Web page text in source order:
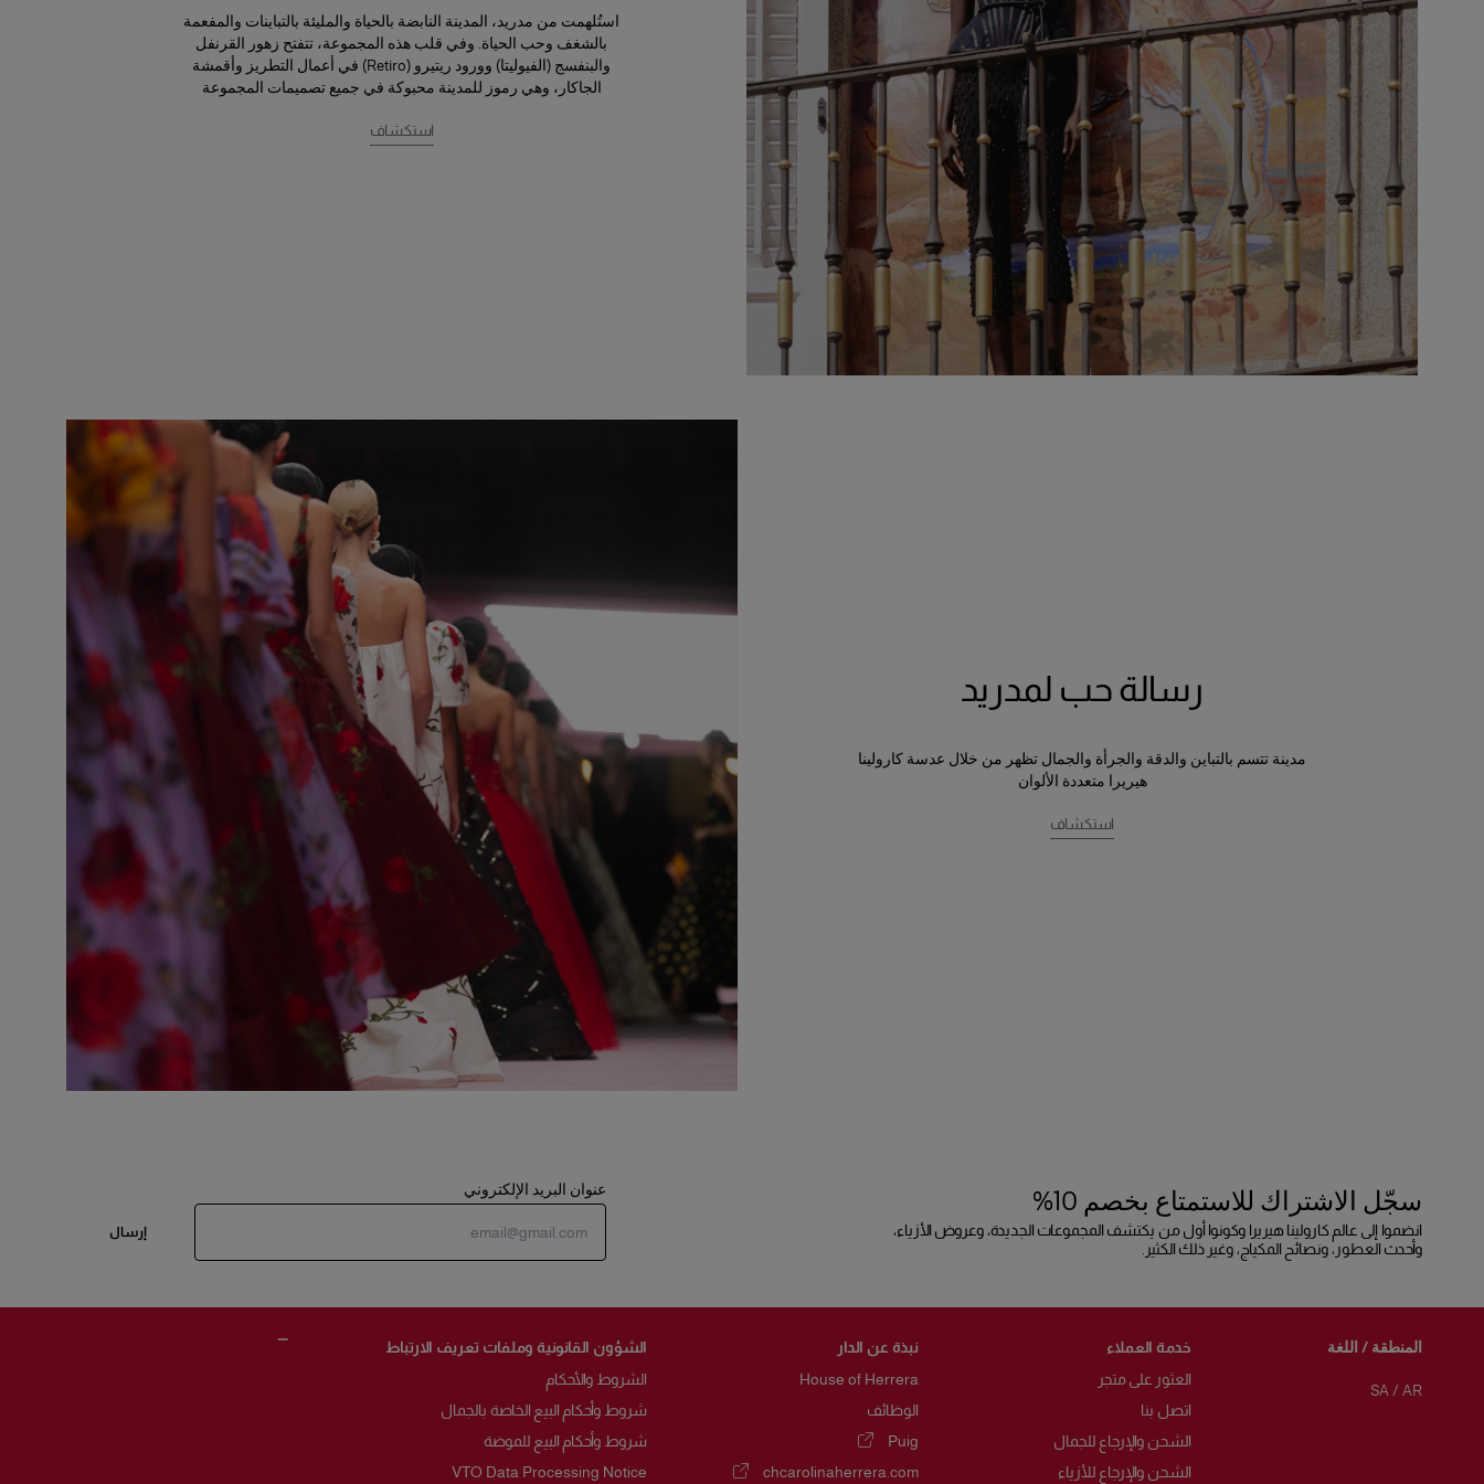
استُلهمت من مدريد، المدينة النابضة بالحياة والمليئة بالتباينات والمفعمة
بالشغف وحب الحياة. وفي قلب هذه المجموعة، تتفتح زهور القرنفل
والبنفسج (الفيوليتا) وورود ريتيرو (Retiro) في أعمال التطريز وأقمشة
الجاكار، وهي رموز للمدينة محبوكة في جميع تصميمات المجموعة
استكشاف
رسالة حب لمدريد
مدينة تتسم بالتباين والدقة والجرأة والجمال تظهر من خلال عدسة كارولينا
هيريرا متعددة الألوان
استكشاف
سجّل الاشتراك للاستمتاع بخصم 10%
انضموا إلى عالم كارولينا هيريرا وكونوا أول من يكتشف المجموعات الجديدة، وعروض الأزياء،
وأحدث العطور، ونصائح المكياج، وغير ذلك الكثير.
عنوان البريد الإلكتروني
إرسال
المنطقة / اللغة
SA/ AR
خدمة العملاء
العثور على متجر
اتصل بنا
الشحن والإرجاع للجمال
الشحن والإرجاع للأزياء
نبذة عن الدار
House of Herrera
الوظائف
Puig
(يفتح في نافذة جديدة)
chcarolinaherrera.com
الشؤون القانونية وملفات تعريف الارتباط
الشروط والأحكام
شروط وأحكام البيع الخاصة بالجمال
شروط وأحكام البيع للموضة
VTO Data Processing Notice